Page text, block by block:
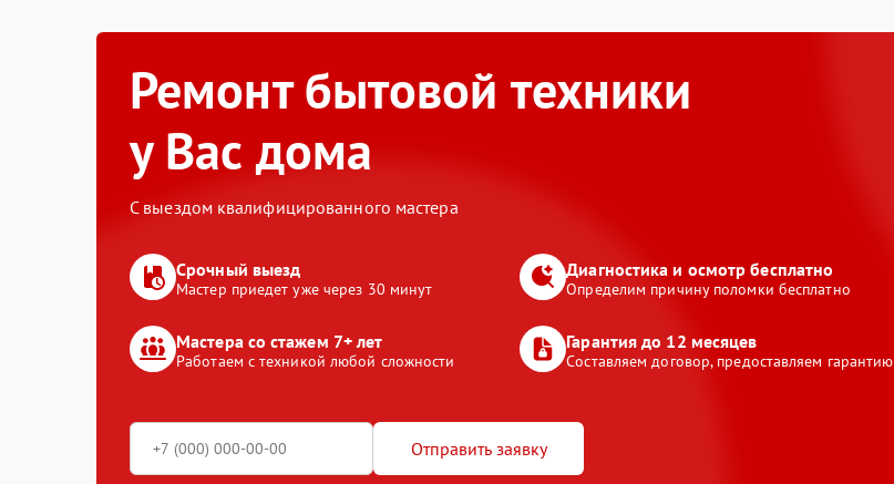
Ремонт бытовой техники
у Вас дома
С выездом квалифицированного мастера
Срочный выезд
Мастер приедет уже через 30 минут
Диагностика и осмотр бесплатно
Определим причину поломки бесплатно
Мастера со стажем 7+ лет
Работаем с техникой любой сложности
Гарантия до 12 месяцев
Составляем договор, предоставляем гарантию
Отправить заявку